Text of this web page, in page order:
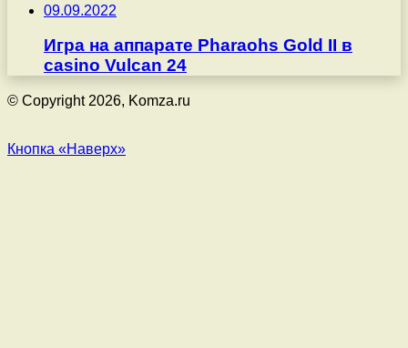
09.09.2022
Игра на аппарате Pharaohs Gold II в
casino Vulcan 24
© Copyright 2026, Komza.ru
Кнопка «Наверх»